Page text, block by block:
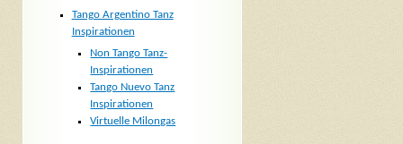
Tango Argentino Tanz
Inspirationen
Non Tango Tanz-
Inspirationen
Tango Nuevo Tanz
Inspirationen
Virtuelle Milongas